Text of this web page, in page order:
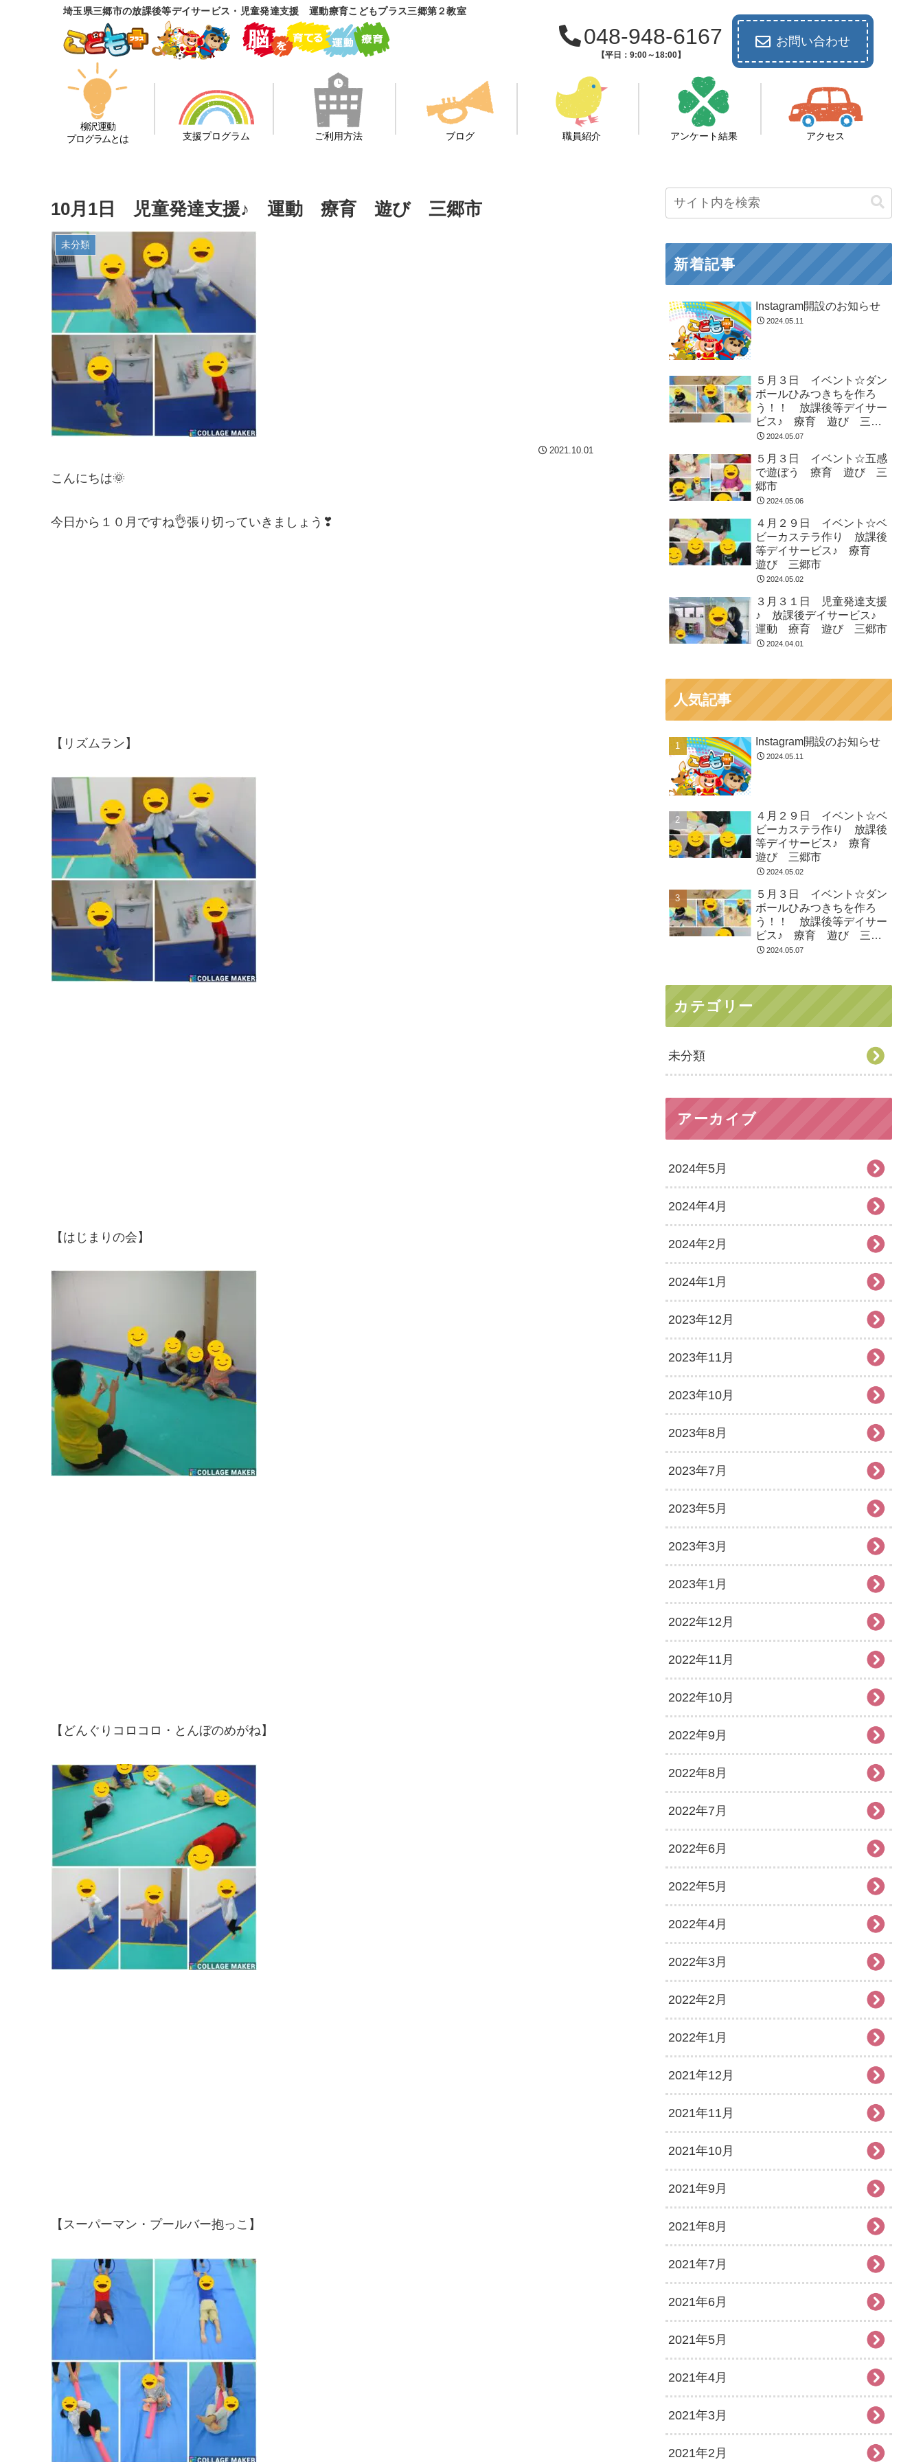
埼玉県三郷市の放課後等デイサービス・児童発達支援 運動療育こどもプラス三郷第２教室
048-948-6167
【平日：9:00～18:00】
お問い合わせ
柳沢運動
プログラムとは
支援プログラム ご利用方法 ブログ 職員紹介 アンケート結果 アクセス
10月1日 児童発達支援♪ 運動 療育 遊び 三郷市
未分類
2021.10.01
こんにちは🌞
今日から１０月ですね👌張り切っていきましょう❣
【リズムラン】
【はじまりの会】
【どんぐりコロコロ・とんぼのめがね】
【スーパーマン・プールバー抱っこ】
新着記事
Instagram開設のお知らせ
2024.05.11
５月３日 イベント☆ダン
ボールひみつきちを作ろ
う！！ 放課後等デイサー
ビス♪ 療育 遊び 三郷
市 2024.05.07
５月３日 イベント☆五感
で遊ぼう 療育 遊び 三
郷市
2024.05.06
４月２９日 イベント☆ベ
ビーカステラ作り 放課後
等デイサービス♪ 療育
遊び 三郷市
2024.05.02
３月３１日 児童発達支援
♪ 放課後デイサービス♪
運動 療育 遊び 三郷市
2024.04.01
人気記事
Instagram開設のお知らせ
2024.05.11
４月２９日 イベント☆ベ
ビーカステラ作り 放課後
等デイサービス♪ 療育
遊び 三郷市
2024.05.02
５月３日 イベント☆ダン
ボールひみつきちを作ろ
う！！ 放課後等デイサー
ビス♪ 療育 遊び 三郷
市 2024.05.07
カテゴリー
未分類
アーカイブ
2024年5月
2024年4月
2024年2月
2024年1月
2023年12月
2023年11月
2023年10月
2023年8月
2023年7月
2023年5月
2023年3月
2023年1月
2022年12月
2022年11月
2022年10月
2022年9月
2022年8月
2022年7月
2022年6月
2022年5月
2022年4月
2022年3月
2022年2月
2022年1月
2021年12月
2021年11月
2021年10月
2021年9月
2021年8月
2021年7月
2021年6月
2021年5月
2021年4月
2021年3月
2021年2月